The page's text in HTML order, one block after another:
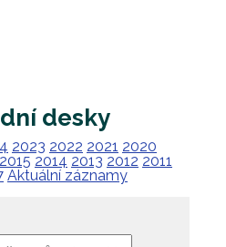
desky
2023 2022 2021 2020
2015 2014 2013 2012 2011
Aktuální záznamy